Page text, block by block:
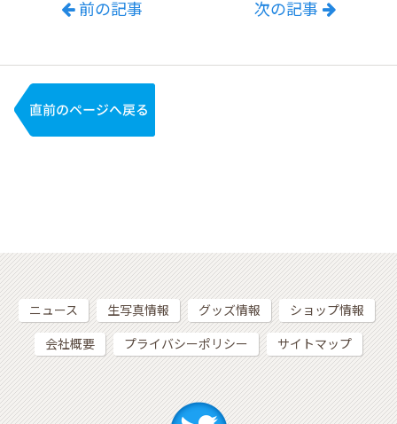
前の記事 次の記事
ニュース 生写真情報 グッズ情報 ショップ情報
会社概要 プライバシーポリシー サイトマップ